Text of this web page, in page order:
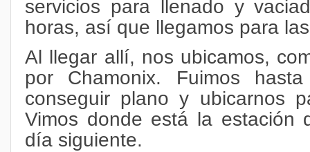
servicios para llenado y
horas, así que llegamos para
Al llegar allí, nos ubicamos,
por Chamonix. Fuimos
conseguir plano y ubicarnos
Vimos donde está la estación
día siguiente.